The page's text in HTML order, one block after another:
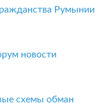
Румынии
новости
схемы обман